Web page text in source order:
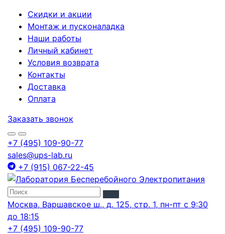
Скидки и акции
Монтаж и пусконаладка
Наши работы
Личный кабинет
Условия возврата
Контакты
Доставка
Оплата
Заказать звонок
+7 (495) 109-90-77
sales@ups-lab.ru
+7 (915) 067-22-45
Москва, Варшавское ш., д. 125, стр. 1, пн-пт с 9:30
до 18:15
+7 (495) 109-90-77